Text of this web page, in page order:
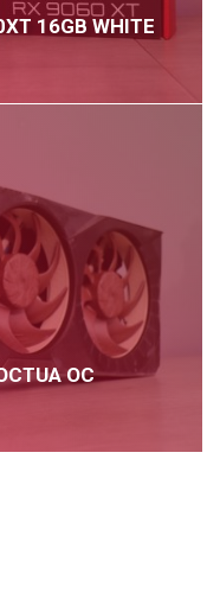
16GB WHITE
OC